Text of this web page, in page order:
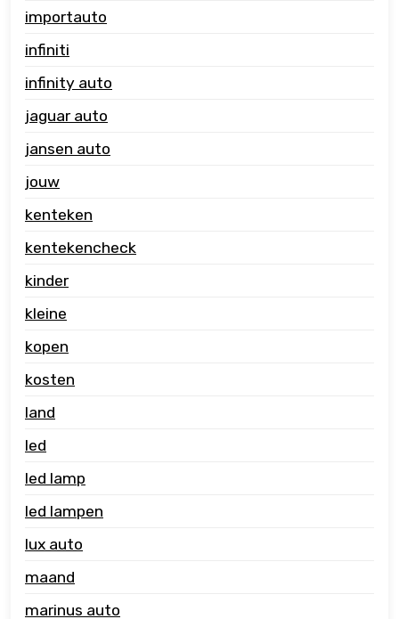
importauto
infiniti
infinity auto
jaguar auto
jansen auto
jouw
kenteken
kentekencheck
kinder
kleine
kopen
kosten
land
led
led lamp
led lampen
lux auto
maand
marinus auto